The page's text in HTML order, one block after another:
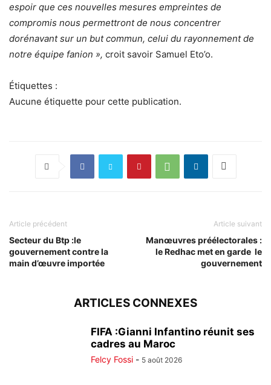
espoir que ces nouvelles mesures empreintes de
compromis nous permettront de nous concentrer
dorénavant sur un but commun, celui du rayonnement de
notre équipe fanion », croit savoir Samuel Eto’o.
Étiquettes :
Aucune étiquette pour cette publication.
Article précédent
Secteur du Btp :le
gouvernement contre la
main d’œuvre importée
Article suivant
Manœuvres préélectorales :
le Redhac met en garde le
gouvernement
ARTICLES CONNEXES
FIFA :Gianni Infantino réunit ses
cadres au Maroc
Felcy Fossi - 5 août 2026